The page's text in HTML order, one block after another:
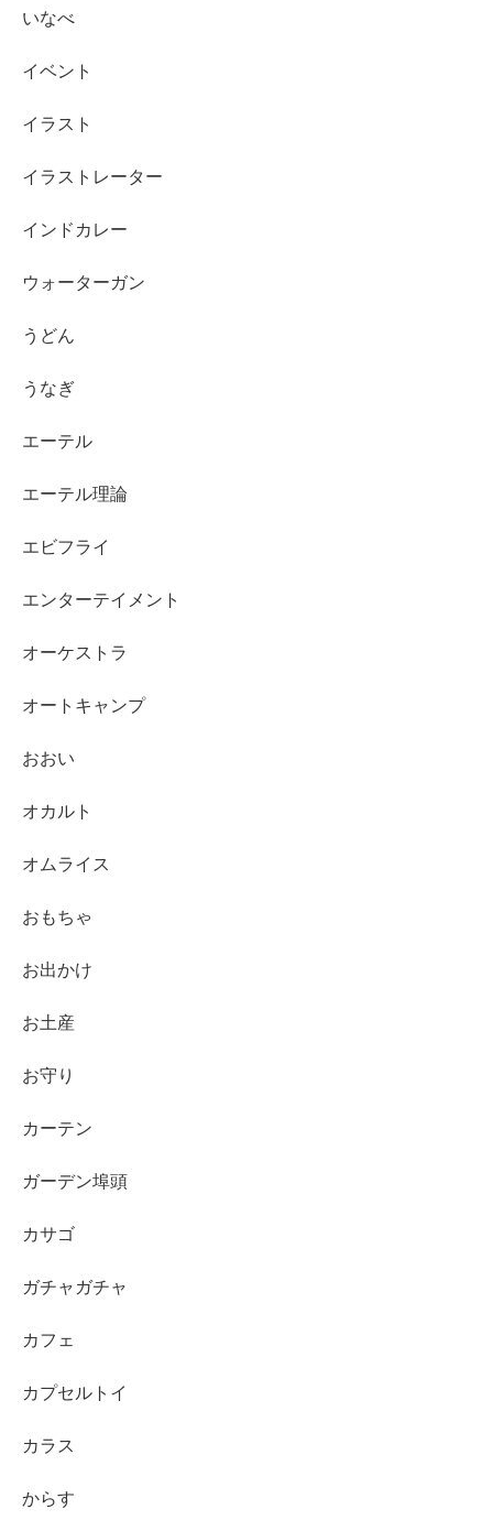
いなべ
イベント
イラスト
イラストレーター
インドカレー
ウォーターガン
うどん
うなぎ
エーテル
エーテル理論
エビフライ
エンターテイメント
オーケストラ
オートキャンプ
おおい
オカルト
オムライス
おもちゃ
お出かけ
お土産
お守り
カーテン
ガーデン埠頭
カサゴ
ガチャガチャ
カフェ
カプセルトイ
カラス
からす